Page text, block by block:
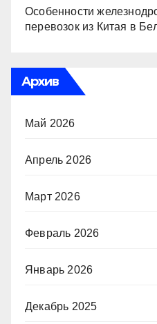
Особенности
перевозок из Китая в
Архив
Май 2026
Апрель 2026
Март 2026
Февраль 2026
Январь 2026
Декабрь 2025